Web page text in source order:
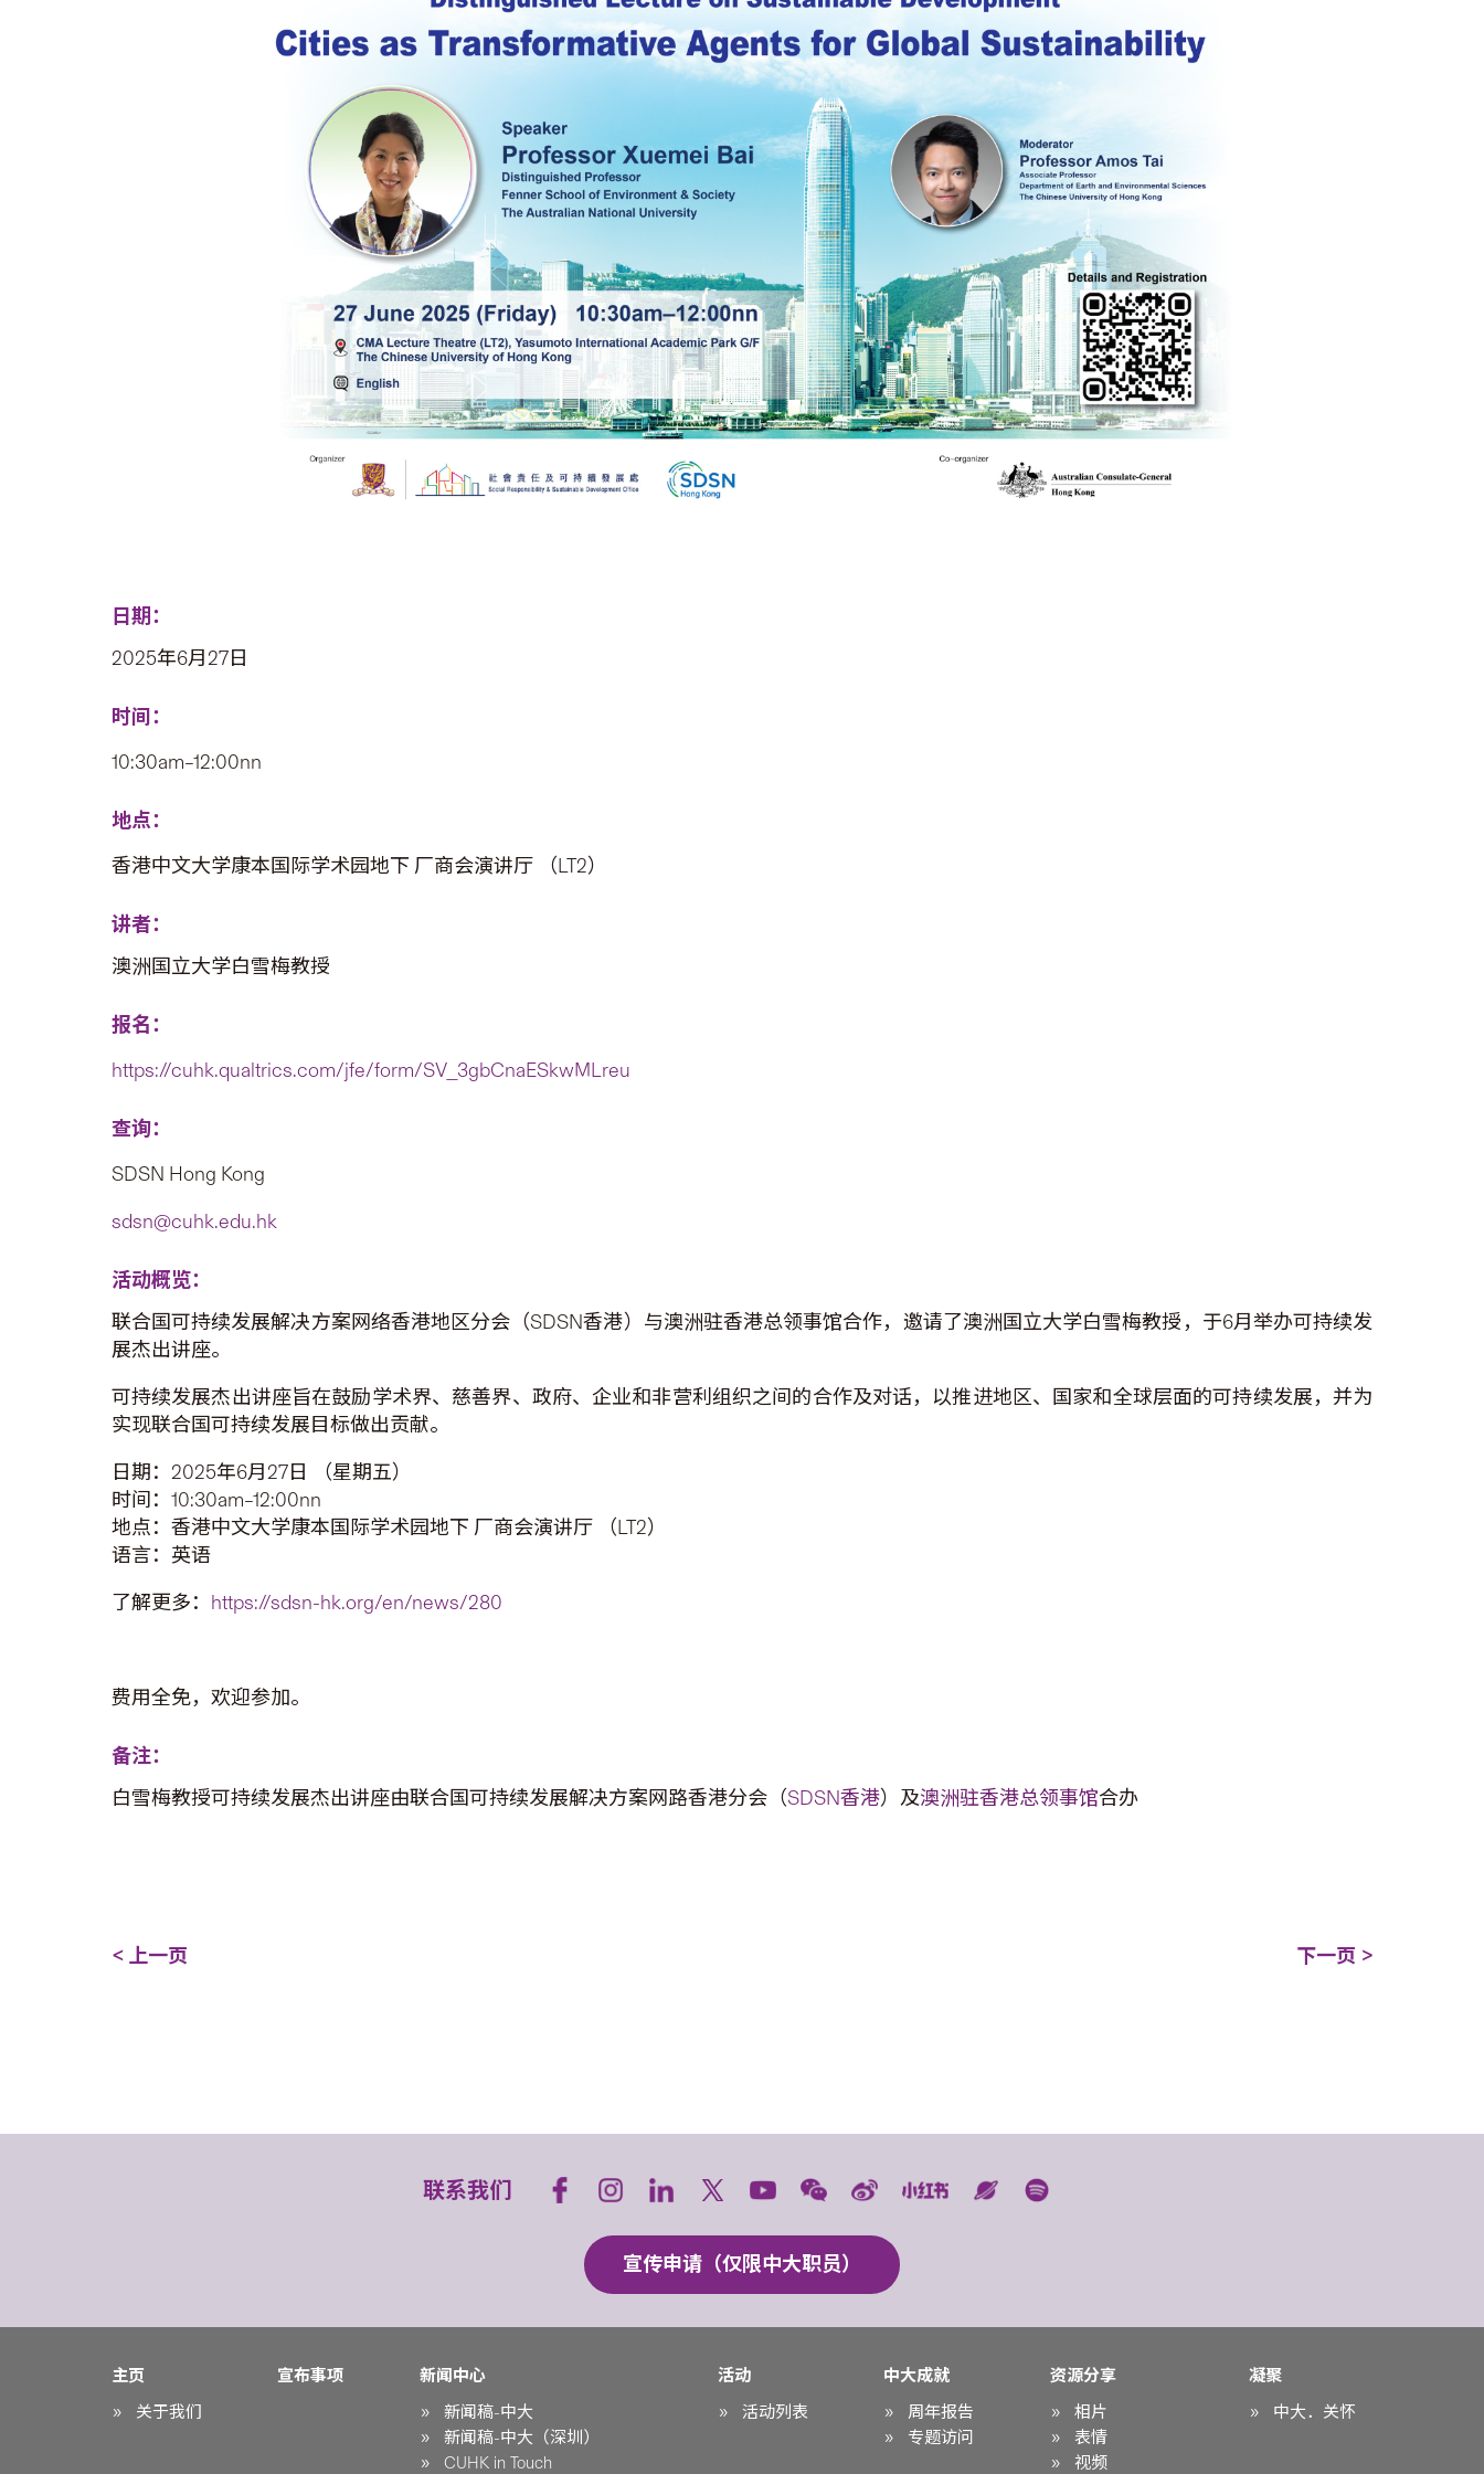
日期：
2025年6月27日
时间：
10:30am–12:00nn
地点：
香港中文大学康本国际学术园地下 厂商会演讲厅 （LT2）
讲者：
澳洲国立大学白雪梅教授
报名：
https://cuhk.qualtrics.com/jfe/form/SV_3gbCnaESkwMLreu
查询：
SDSN Hong Kong
sdsn@cuhk.edu.hk
活动概览：
联合国可持续发展解决方案网络香港地区分会（SDSN香港）与澳洲驻香港总领事馆合作，邀请了澳洲国立大学白雪梅教授，于6月举办可持续发
展杰出讲座。
可持续发展杰出讲座旨在鼓励学术界、慈善界、政府、企业和非营利组织之间的合作及对话，以推进地区、国家和全球层面的可持续发展，并为
实现联合国可持续发展目标做出贡献。
日期：2025年6月27日 （星期五）
时间：10:30am–12:00nn
地点：香港中文大学康本国际学术园地下 厂商会演讲厅 （LT2）
语言：英语
了解更多： https://sdsn-hk.org/en/news/280
费用全免，欢迎参加。
备注：
白雪梅教授可持续发展杰出讲座由联合国可持续发展解决方案网路香港分会（SDSN香港）及澳洲驻香港总领事馆合办
< 上一页 下一页 >
联系我们
宣传申请（仅限中大职员）
主页
关于我们
宣布事项
新闻中心
新闻稿-中大
新闻稿-中大（深圳）
CUHK in Touch
活动
活动列表
中大成就
周年报告
专题访问
资源分享
相片
表情
视频
凝聚
中大．关怀